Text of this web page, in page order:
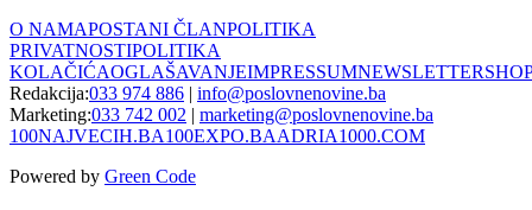
O NAMAPOSTANI ČLANPOLITIKA
PRIVATNOSTIPOLITIKA
KOLAČIĆAOGLAŠAVANJEIMPRESSUMNEWSLETTER
Redakcija:033 974 886 | info@poslovnenovine.ba
Marketing:033 742 002 | marketing@poslovnenovine.ba
100NAJVECIH.BA100EXPO.BAADRIA1000.COM
Powered by Green Code